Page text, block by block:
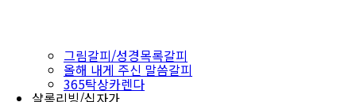
그림갈피/성경목록갈피
올해 내게 주신 말씀갈피
365탁상카렌다
샬롬리빙/십자가